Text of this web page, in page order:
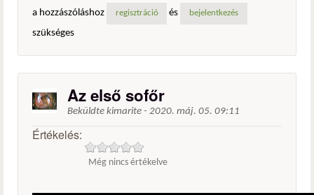
a hozzászóláshoz
regisztráció és bejelentkezés
szükséges
Az első sofőr
Beküldte kimarite - 2020. máj. 05. 09:11
Értékelés:
Még nincs értékelve